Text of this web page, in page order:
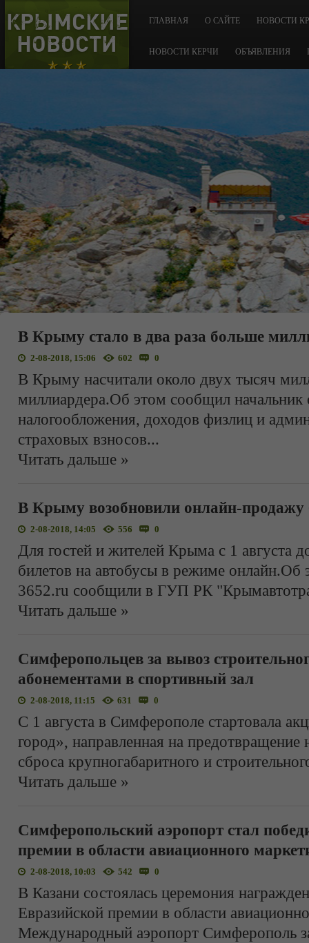
КРЫМСКИЕ
НОВОСТИ
ГЛАВНАЯ О САЙТЕ НОВОСТИ
НОВОСТИ КЕРЧИ ОБЪЯВЛЕНИЯ
В Крыму стало в два раза больше
2-08-2018, 15:06 602 0
В Крыму насчитали около двух тысяч
миллиардера.Об этом сообщил начальник
налогообложения, доходов физлиц и
страховых взносов...
Читать дальше »
В Крыму возобновили онлайн-продажу
2-08-2018, 14:05 556 0
Для гостей и жителей Крыма с 1 августа
билетов на автобусы в режиме онлайн.Об
3652.ru сообщили в ГУП РК
Читать дальше »
Симферопольцев за вывоз
абонементами в спортивный зал
2-08-2018, 11:15 631 0
С 1 августа в Симферополе стартовала
город», направленная на предотвращение
сброса крупногабаритного и
Читать дальше »
Симферопольский аэропорт стал
премии в области авиационного
2-08-2018, 10:03 542 0
В Казани состоялась церемония
Евразийской премии в области
Международный аэропорт Симферополь